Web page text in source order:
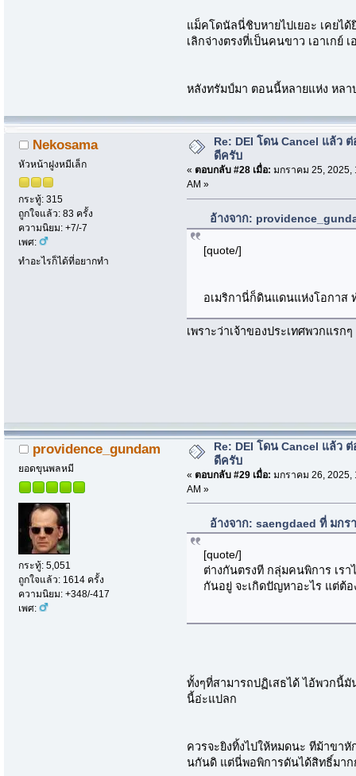
แม็คโดนัลนี่ชิบหายไปเยอะ เคยไ
เลิกจ่างตรงที่เป็นคนขาว เอาเกย์
หลังทรัมป์มา ตอนนี้หลายแห่ง หล
Nekosama
หัวหน้าฝูงหมีเล็ก
กระทู้: 315
ถูกใจแล้ว: 83 ครั้ง
ความนิยม: +7/-7
เพศ:
ทำอะไรก็ได้ที่อยากทำ
Re: DEI โดน Cancel แล้ว ต่
ดีครับ
« ตอบกลับ #28 เมื่อ: มกราคม 25, 2025,
AM »
อ้างจาก:
[quote/]
อเมริกานี่ก็ดินแดนแห่งโอกาส
เพราะว่าเจ้าของประเทศพวกแรก
providence_gundam
ยอดขุนพลหมี
กระทู้: 5,051
ถูกใจแล้ว: 1614 ครั้ง
ความนิยม: +348/-417
เพศ:
Re: DEI โดน Cancel แล้ว ต่
ดีครับ
« ตอบกลับ #29 เมื่อ: มกราคม 26, 2025,
AM »
อ้างจาก: saengdaed ที่ มกร
[quote/]
ต่างกันตรงที กลุ่มคนพิการ เรา
กันอยู่ จะเกิดปัญหาอะไร แต่ต้อ
ทั้งๆที่สามารถปฏิเสธได้ ไอ้พวกนี้
นี้อ่ะแปลก
ควรจะยิงทิ้งไปให้หมดนะ ทีม้าขาหั
นกันดิ แต่นี่พอพิการดันได้สิทธิ์มาก